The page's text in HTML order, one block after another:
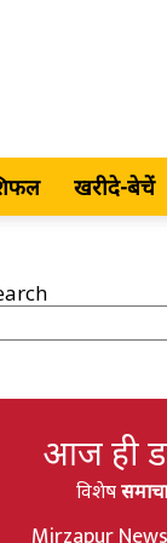
खरीदे-बेचें
आज ही
विशेष